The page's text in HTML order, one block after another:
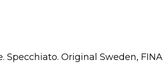
Original Sweden, FINA